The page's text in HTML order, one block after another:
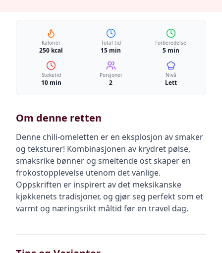
Kalorier
250 kcal
Total tid
15 min
Forberedelse
5 min
Steketid
10 min
Porsjoner
2
Nivå
Lett
Om denne retten
Denne chili-omeletten er en eksplosjon av smaker
og teksturer! Kombinasjonen av krydret pølse,
smaksrike bønner og smeltende ost skaper en
frokostopplevelse utenom det vanlige.
Oppskriften er inspirert av det meksikanske
kjøkkenets tradisjoner, og gjør seg perfekt som et
varmt og næringsrikt måltid før en travel dag.